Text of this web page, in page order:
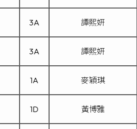
3A 譚熙姸
3A 譚熙姸
1A 麥穎琪
1D 黃博雅